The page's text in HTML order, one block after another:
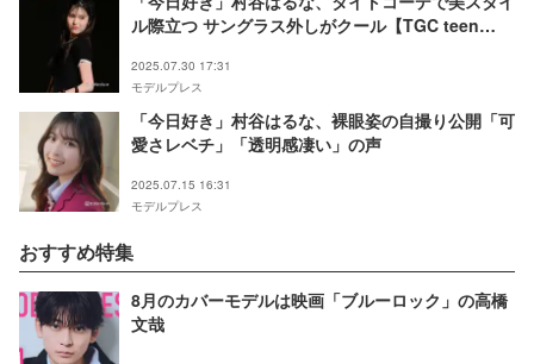
ル際立つ サングラス外しがクール【TGC teen
2025.07.30 17:31
モデルプレス
「今日好き」村谷はるな、裸眼姿の自撮り公開「可
愛さレベチ」「透明感凄い」の声
2025.07.15 16:31
モデルプレス
おすすめ特集
8月のカバーモデルは映画「ブルーロック」の高橋
文哉